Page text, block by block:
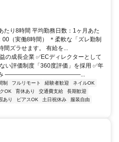
たり8時間 平均勤務日数：1ヶ月あた
（実働8時間） ＊柔軟な「ズレ勤制
間ズラせます。 有給を...
の成長企業 ✅ECディレクターとして
い評価制度「360度評価」を採用 ✅年
休み ―――――――――――――...
制 フルリモート 経験者歓迎
ネイルOK
OK 育休あり 交通費支給
長期歓迎
あり ピアスOK 土日祝休み
服装自由